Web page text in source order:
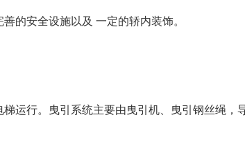
的安全设施以及 一定的轿内装饰。
运行。曳引系统主要由曳引机、曳引钢丝绳，